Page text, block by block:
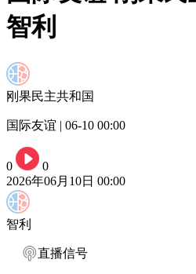
智利
刚果民主共和国
国际友谊 | 06-10 00:00
0
0
2026年06月10日 00:00
智利
直播信号